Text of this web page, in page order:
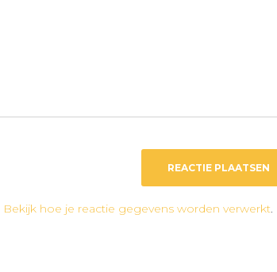
Bekijk hoe je reactie gegevens worden verwerkt.